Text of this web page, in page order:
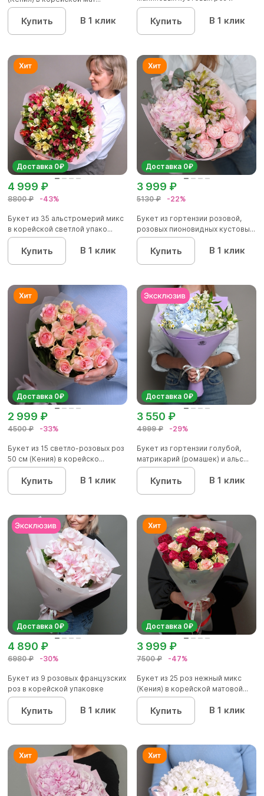
Купить В 1 клик
альстроме...
Купить В 1 клик
Доставка 0₽
8800 ₽ -43%
4 999 ₽
Букет из 35 альстромерий микс
в корейской светлой упако...
Купить В 1 клик
Доставка 0₽
5130 ₽ -22%
3 999 ₽
Букет из гортензии розовой,
розовых пионовидных кустовы...
Купить В 1 клик
Доставка 0₽
4500 ₽ -33%
2 999 ₽
Букет из 15 светло-розовых роз
50 см (Кения) в корейско...
Купить В 1 клик
Доставка 0₽
4999 ₽ -29%
3 550 ₽
Букет из гортензии голубой,
матрикарий (ромашек) и альс...
Купить В 1 клик
Доставка 0₽
6980 ₽ -30%
4 890 ₽
Букет из 9 розовых французских
роз в корейской упаковке
Купить В 1 клик
Доставка 0₽
7500 ₽ -47%
3 999 ₽
Букет из 25 роз нежный микс
(Кения) в корейской матовой...
Купить В 1 клик